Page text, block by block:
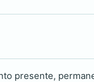
presente,